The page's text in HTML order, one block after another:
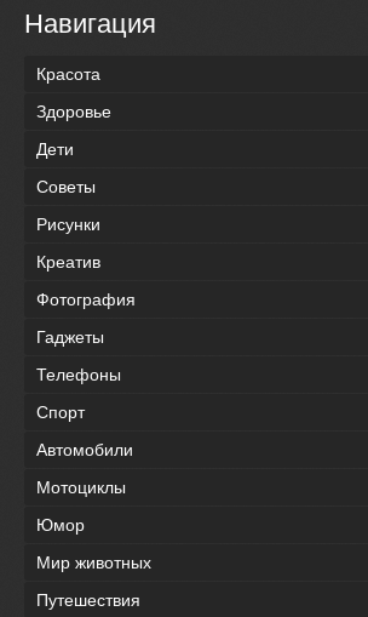
Навигация
Красота
Здоровье
Дети
Советы
Рисунки
Креатив
Фотография
Гаджеты
Телефоны
Спорт
Автомобили
Мотоциклы
Юмор
Мир животных
Путешествия